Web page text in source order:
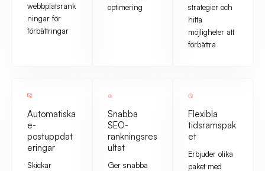
webbplatsrank
ningar för
förbättringar
optimering
strategier och
hitta
möjligheter att
förbättra
Automatiska
e-
postuppdat
eringar
Skickar
Snabba
SEO-
rankningsres
ultat
Ger snabba
Flexibla
tidsramspak
et
Erbjuder olika
paket med